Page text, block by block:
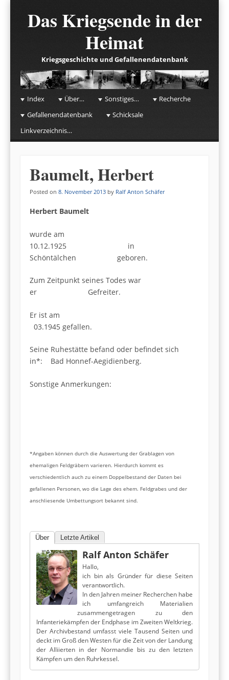
Das Kriegsende in der
Heimat
Kriegsgeschichte und Gefallenendatenbank
☰Menu
Skip to content
Index Über… Sonstiges…
Recherche
Gefallenendatenbank
Schicksale
Linkverzeichnis…
Baumelt, Herbert
Posted on 8. November 2013 by Ralf Anton Schäfer
Herbert Baumelt
wurde am
10.12.1925 in
Schöntälchen geboren.
Zum Zeitpunkt seines Todes war
er Gefreiter.
Er ist am
03.1945 gefallen.
Seine Ruhestätte befand oder befindet sich
in*: Bad Honnef-Aegidienberg.
Sonstige Anmerkungen:
*Angaben können durch die Auswertung der Grablagen von
ehemaligen Feldgräbern varieren. Hierdurch kommt es
verschiedentlich auch zu einem Doppelbestand der Daten bei
gefallenen Personen, wo die Lage des ehem. Feldgrabes und der
anschliesende Umbettungsort bekannt sind.
Über Letzte Artikel
Ralf Anton Schäfer
Hallo,
ich bin als Gründer für diese Seiten
verantwortlich.
In den Jahren meiner Recherchen habe
ich umfangreich Materialien
zusammengetragen zu den
Infanteriekämpfen der Endphase im Zweiten Weltkrieg.
Der Archivbestand umfasst viele Tausend Seiten und
deckt im Groß den Westen für die Zeit von der Landung
der Alliierten in der Normandie bis zu den letzten
Kämpfen um den Ruhrkessel.